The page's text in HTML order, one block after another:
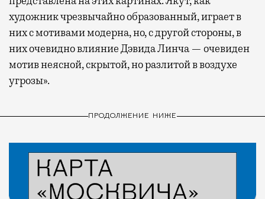
художник чрезвычайно образованный, играет в
них с мотивами модерна, но, с другой стороны, в
них очевидно влияние Дэвида Линча — очевиден
мотив неясной, скрытой, но разлитой в воздухе
угрозы».
ПРОДОЛЖЕНИЕ НИЖЕ